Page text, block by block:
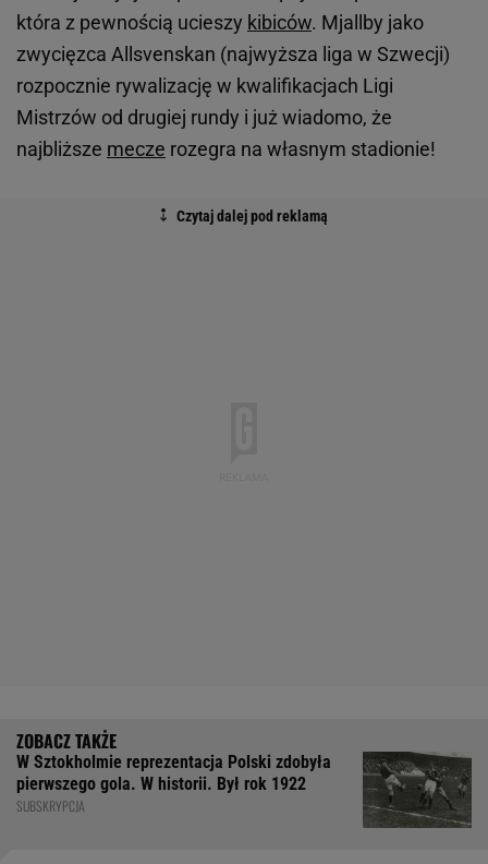
która z pewnością ucieszy kibiców. Mjallby jako
zwycięzca Allsvenskan (najwyższa liga w Szwecji)
rozpocznie rywalizację w kwalifikacjach Ligi
Mistrzów od drugiej rundy i już wiadomo, że
najbliższe mecze rozegra na własnym stadionie!
W Sztokholmie reprezentacja Polski zdobyła
pierwszego gola. W historii. Był rok 1922
SUBSKRYPCJA